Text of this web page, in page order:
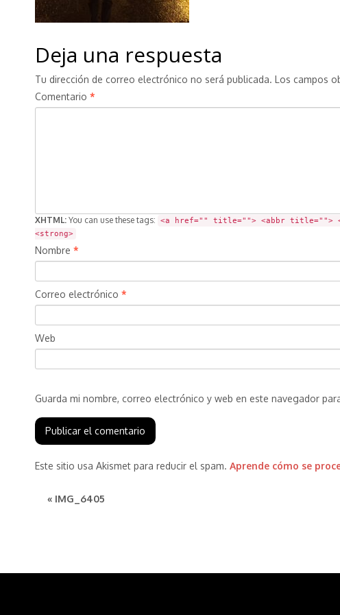
Deja una respuesta
Tu dirección de correo electrónico no será publicada. Los campos
Comentario *
XHTML: You can use these tags:
<a href="" title=""> <abbr title="">
<strong>
Nombre *
Correo electrónico *
Web
Guarda mi nombre, correo electrónico y web en este navegador
Este sitio usa Akismet para reducir el spam. Aprende cómo se
« IMG_6405